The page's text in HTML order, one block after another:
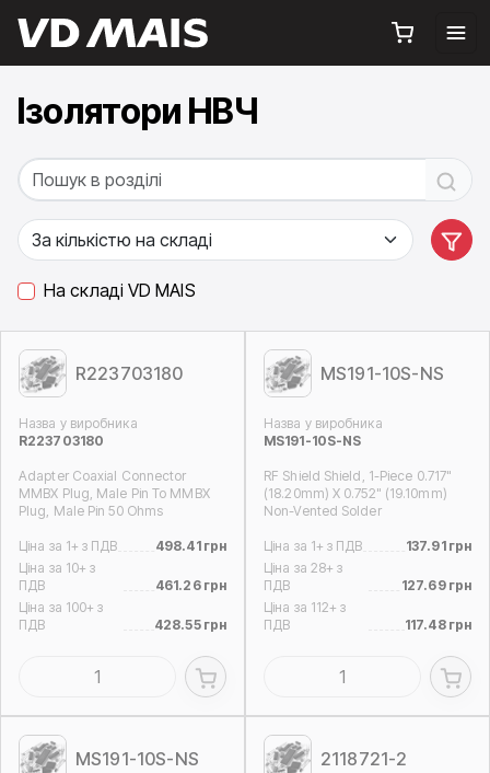
Ізолятори НВЧ
На складі VD MAIS
R223703180
Назва у виробника
R223703180
Adapter Coaxial Connector
MMBX Plug, Male Pin To MMBX
Plug, Male Pin 50 Ohms
Ціна за 1+ з ПДВ
498.41 грн
Ціна за 10+ з
ПДВ
461.26 грн
Ціна за 100+ з
ПДВ
428.55 грн
MS191-10S-NS
Назва у виробника
MS191-10S-NS
RF Shield Shield, 1-Piece 0.717"
(18.20mm) X 0.752" (19.10mm)
Non-Vented Solder
Ціна за 1+ з ПДВ
137.91 грн
Ціна за 28+ з
ПДВ
127.69 грн
Ціна за 112+ з
ПДВ
117.48 грн
MS191-10S-NS 2118721-2